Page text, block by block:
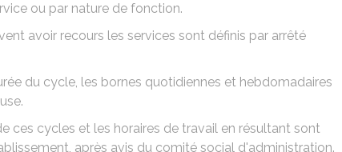
ou par nature de fonction.
avoir recours les services sont définis par arrêté
du cycle, les bornes quotidiennes et hebdomadaires
ces cycles et les horaires de travail en résultant sont
après avis du comité social d'administration.